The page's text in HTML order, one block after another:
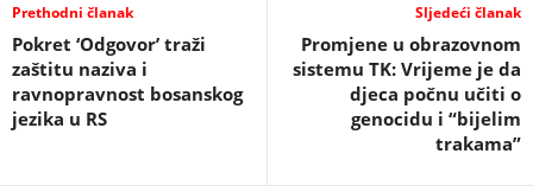
Prethodni članak
Pokret ‘Odgovor’ traži
zaštitu naziva i
ravnopravnost bosanskog
jezika u RS
Sljedeći članak
Promjene u obrazovnom
sistemu TK: Vrijeme je da
djeca počnu učiti o
genocidu i “bijelim
trakama”